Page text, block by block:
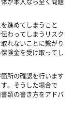
進めてしまうこと
わってしまうリスク
れないことに繋がり
険金を受け取ってし
所の確認を行います
。そうした場合で
類の書き方をアドバ